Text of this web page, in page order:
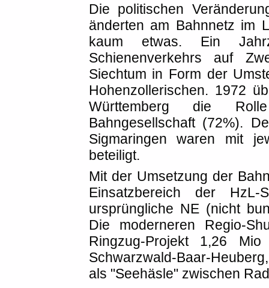
Die politischen
änderten am Bahnnetz im
kaum etwas. Ein
Schienenverkehrs auf
Siechtum in Form der
Hohenzollerischen. 1972
Württemberg die
Bahngesellschaft (72%).
Sigmaringen waren mit
beteiligt.
Mit der Umsetzung der
Einsatzbereich der HzL-
ursprüngliche NE (nicht
Die moderneren Regio-
Ringzug-Projekt 1,26
Schwarzwald-Baar-
als "Seehäsle" zwischen